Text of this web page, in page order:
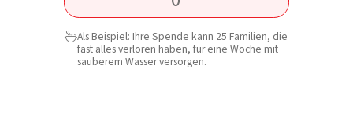
Als Beispiel: Ihre Spende kann 25 Familien, die
fast alles verloren haben, für eine Woche mit
sauberem Wasser versorgen.